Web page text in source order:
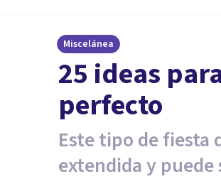
Miscelánea
25 ideas
perfecto
Este tipo de fiesta
extendida y